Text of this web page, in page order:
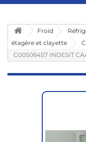
Froid
étagère et clayette
C00506457 INDESIT